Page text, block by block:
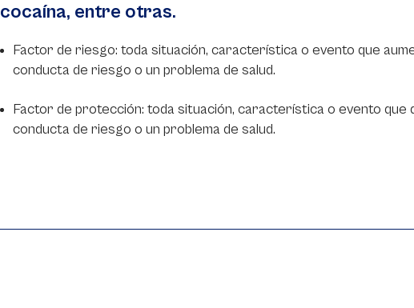
cocaína, entre otras.
Factor de riesgo: toda situación, característica o evento que
conducta de riesgo o un problema de salud.
Factor de protección: toda situación, característica o evento que
conducta de riesgo o un problema de salud.